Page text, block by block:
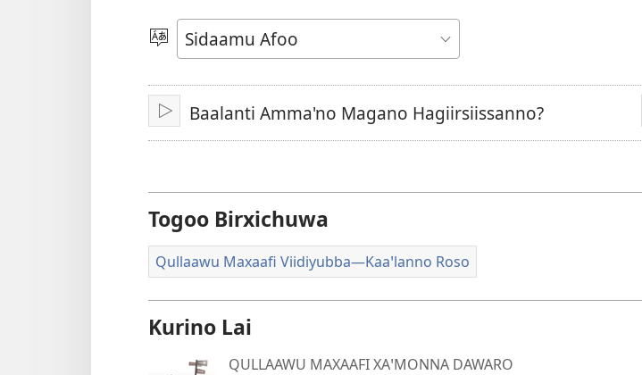
fani
Afoo
Doori
FaniBaalanti Amma'no Magano Hagiirsiissanno?
Togoo Birxichuwa
Qullaawu Maxaafi Viidiyubba—Kaaꞌlanno Roso
Kurino Lai
QULLAAWU MAXAAFI XAꞌMONNA DAWARO